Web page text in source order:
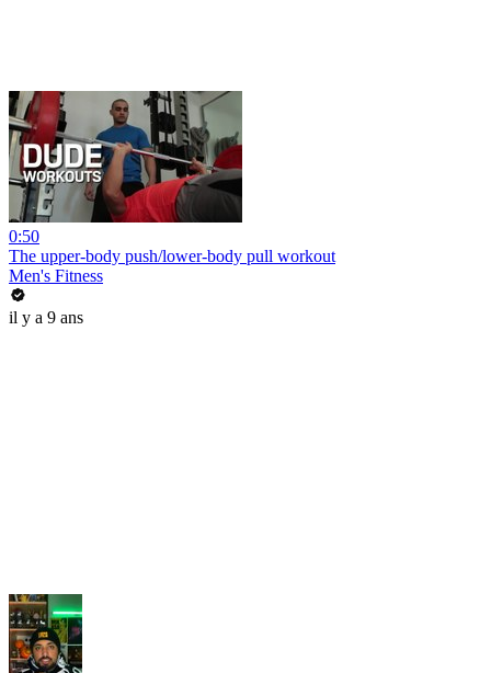
0:50
The upper-body push/lower-body pull workout
Men's Fitness
il y a 9 ans